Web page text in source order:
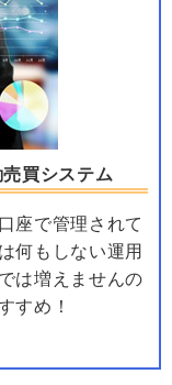
買システム
座で管理されて
何もしない運用
は増えませんの
すめ！